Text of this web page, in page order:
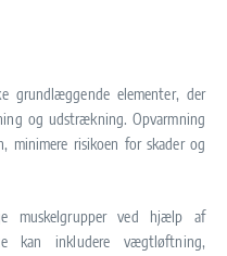
grundlæggende elementer, der
og udstrækning. Opvarmning
minimere risikoen for skader og
muskelgrupper ved hjælp af
kan inkludere vægtløftning,